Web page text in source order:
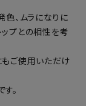
色、ムラになりに
プとの相性を考
ご使用いただけ
。